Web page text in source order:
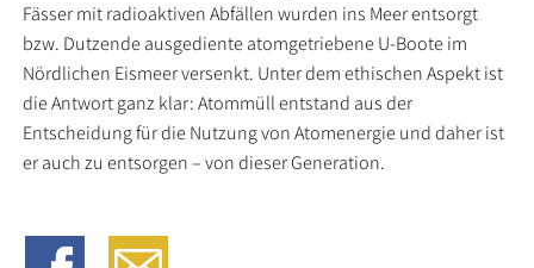
Fässer mit radioaktiven Abfällen wurden ins Meer entsorgt
bzw. Dutzende ausgediente atomgetriebene U-Boote im
Nördlichen Eismeer versenkt. Unter dem ethischen Aspekt ist
die Antwort ganz klar: Atommüll entstand aus der
Entscheidung für die Nutzung von Atomenergie und daher ist
er auch zu entsorgen – von dieser Generation.